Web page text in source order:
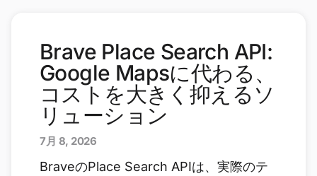
Brave Place Search API:
Google Mapsに代わる、
コストを大きく抑えるソ
リューション
7月 8, 2026
BraveのPlace Search APIは、実際のテ